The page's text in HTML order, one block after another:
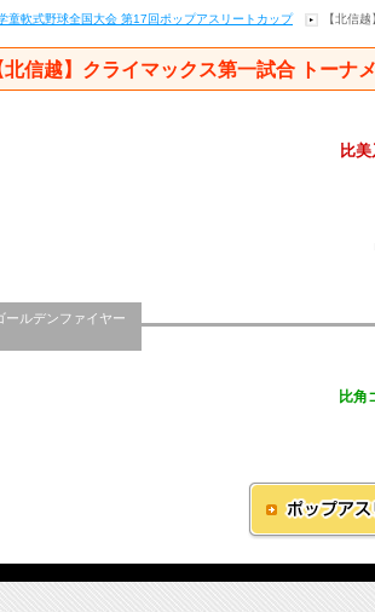
童軟式野球全国大会 第17回ポップアスリートカップ 【北信
北信越】クライマックス第一試合 トーナ
ールデンファイヤー
比
比角